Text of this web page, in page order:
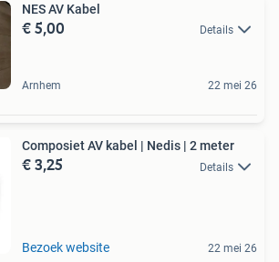
NES AV Kabel
€ 5,00 Details
Arnhem 22 mei 26
Composiet AV kabel | Nedis | 2 meter
€ 3,25 Details
Bezoek website 22 mei 26